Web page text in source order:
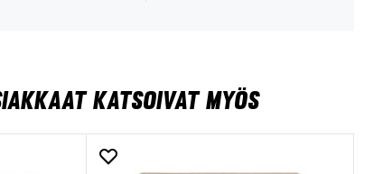
KATSOIVAT MYÖS